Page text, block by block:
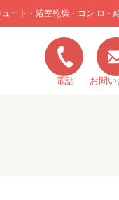
ート・浴室乾燥・コン ロ・
電話 お問